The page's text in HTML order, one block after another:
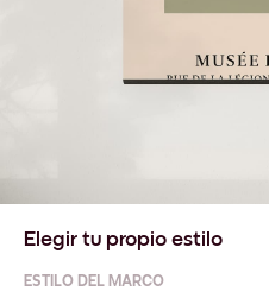
Elegir tu propio estilo
ESTILO DEL MARCO